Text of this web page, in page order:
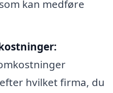
kan medføre
hvilket firma, du